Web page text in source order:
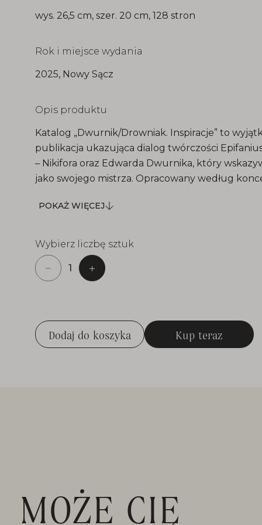
wys. 26,5 cm, szer. 20 cm, 128 stron
Rok i miejsce wydania
2025, Nowy Sącz
Opis produktu
Katalog „Dwurnik/Drowniak. Inspiracje” to
publikacja ukazująca dialog twórczości
– Nikifora oraz Edwarda Dwurnika, który
jako swojego mistrza. Opracowany według
– uczeń / uczeń – mistrz” oraz inspiracje rodzące
Publikacja obejmuje eseje autorstwa Poli
Majocha, rozbudowany katalog wystawy z
Edwarda Dwurnika oraz fotografie
Katalog dostępny w sprzedaży on-line oraz w
więcej
POKAŻ WIĘCEJ
Wybierz liczbę sztuk
Dodaj do koszyka
Dodaj do koszyka Kup teraz
Kup teraz
MOŻE CIĘ